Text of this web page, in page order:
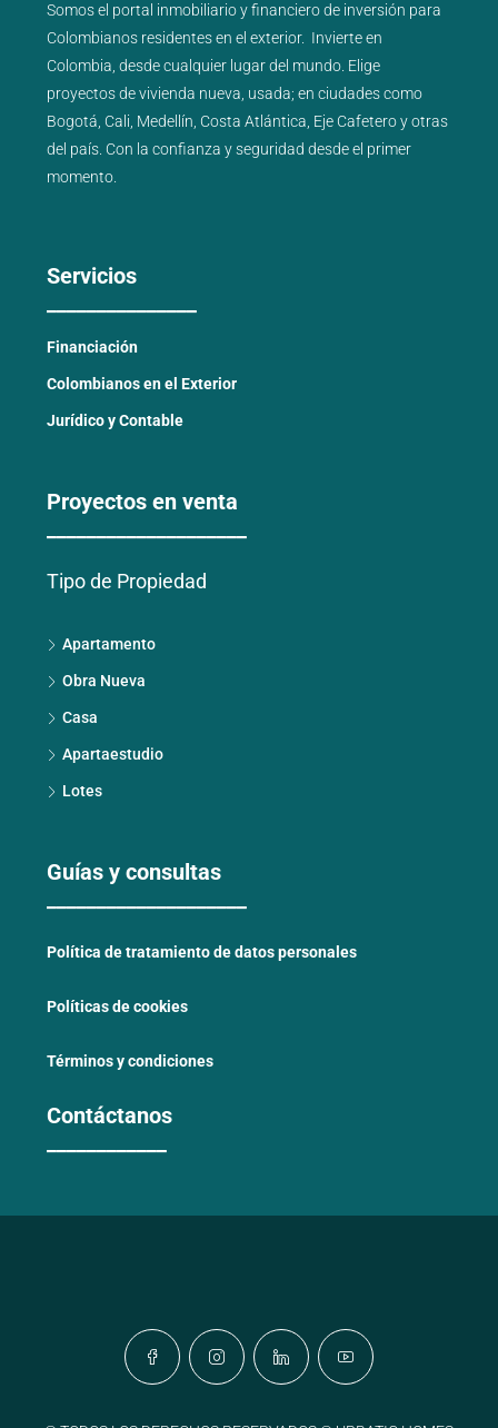
Somos el portal inmobiliarioyfinancierode inversión para
Colombianos residentes en el exterior. Invierte en
Colombia, desde cualquier lugar del mundo. Elige
proyectos devivienda nueva usada; en ciudades como
Bogotá Cali Medellín Costa Atlántica Eje Cafeteroyotras
del país . Con la confianza y seguridad desde el primer
momento.
Servicios
Financiación
Colombianos en el Exterior
Jurídico y Contable
Proyectos en venta
Tipo de Propiedad
Apartamento
Obra Nueva
Casa
Apartaestudio
Lotes
Guías y consultas
Política de tratamiento de datos personales
Políticas de cookies
Términos y condiciones
Contáctanos